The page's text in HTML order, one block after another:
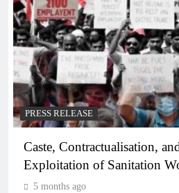
PRESS RELEASE
Caste, Contractualisation,
Exploitation of Sanitation
5 months ago